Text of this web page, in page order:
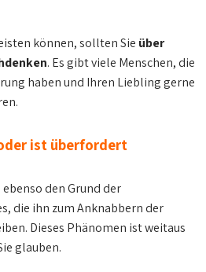
können, sollten Sie über
. Es gibt viele Menschen, die
haben und Ihren Liebling gerne
ist überfordert
den Grund der
die ihn zum Anknabbern der
Dieses Phänomen ist weitaus
glauben.